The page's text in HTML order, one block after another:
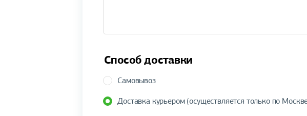
Способ доставки
Самовывоз
Доставка курьером (осуществляется только по